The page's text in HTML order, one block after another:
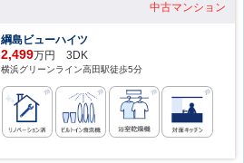
中古マンション
綱島ビューハイツ
2,499万円 3DK
横浜グリーンライン高田駅徒歩5分